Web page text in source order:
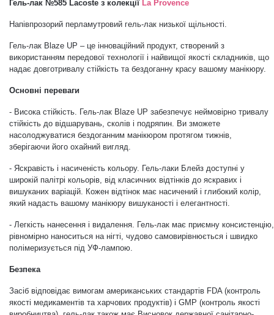
Дезінфекція та стерилізація
Декор для нігтів
Трикутники (каміфубукі)
Наклейки гнучкі лінії
Наліпки гнучкі лінії
Втирки
Бульонки
Меланж (цукровий ефект)
Навчання
Гель-лак №585 Lacoste з колекції La Provence
Напівпрозорий перламутровий гель-лак низької щільності.
Гель-лак Blaze UP – це інноваційний продукт, cтворений з
використанням передової технології і найвищої якості складників, що
надає довготривалу стійкість та бездоганну красу вашому манікюру.
Основні переваги
- Висока стійкість. Гель-лак Blaze UP забезпечує неймовірно тривалу
стійкість до відшарувань, сколів і подряпин. Ви зможете
насолоджуватися бездоганним манікюром протягом тижнів,
зберігаючи його охайний вигляд.
- Яскравість і насиченість кольору. Гель-лаки Блейз доступні у
широкій палітрі кольорів, від класичних відтінків до яскравих і
вишуканих варіацій. Кожен відтінок має насичений і глибокий колір,
який надасть вашому манікюру вишуканості і елегантності.
- Легкість нанесення і видалення. Гель-лак має приємну консистенцію,
рівномірно наноситься на нігті, чудово самовирівнюється і швидко
полімеризується під УФ-лампою.
Безпека
Засіб відповідає вимогам американських стандартів FDA (контроль
якості медикаментів та харчових продуктів) і GMP (контроль якості